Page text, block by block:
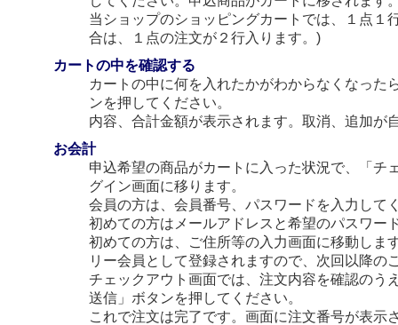
当ショップのショッピングカートでは、１点１
合は、１点の注文が２行入ります。)
カートの中を確認する
カートの中に何を入れたかがわからなくなった
ンを押してください。
内容、合計金額が表示されます。取消、追加が
お会計
申込希望の商品がカートに入った状況で、「チ
グイン画面に移ります。
会員の方は、会員番号、パスワードを入力して
初めての方はメールアドレスと希望のパスワー
初めての方は、ご住所等の入力画面に移動しま
リー会員として登録されますので、次回以降の
チェックアウト画面では、注文内容を確認のう
送信」ボタンを押してください。
これで注文は完了です。画面に注文番号が表